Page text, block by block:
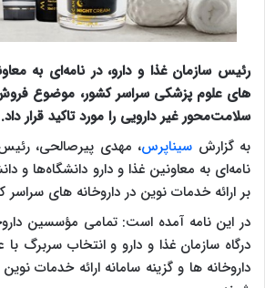
رئیس سازمان غذا و دارو، در نامه‌ای به
های علوم پزشکی سراسر کشور، موضوع فروش
سلامت‌محور غیر دارویی را مورد تاکید قرار داد.
به گزارش سیناپرس، مهدی پیرصالحی،
نامه‌ای به معاونین غذا و دارو دانشگاه‌ها و
بر ارائه خدمات نوین در داروخانه های سراسر
در این نامه آمده است: تمامی مؤسسین
درگاه سازمان غذا و دارو و انتخاب سربرگ با
داروخانه ها و گزینه سامانه ارائه خدمات نوین